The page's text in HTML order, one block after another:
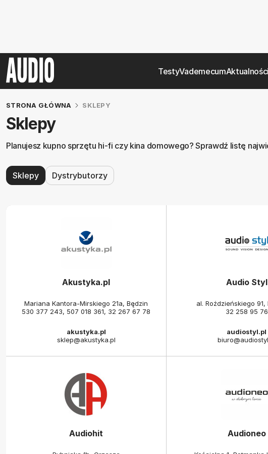
TestyVademecumAktualności
STRONA GŁÓWNA SKLEPY
Sklepy
Planujesz kupno sprzętu hi-fi czy kina domowego? Sprawdź listę
Sklepy Dystrybutorzy
Akustyka.pl
Mariana Kantora-Mirskiego 21a, Będzin
530 377 243, 507 018 361, 32 267 67 78
akustyka.pl
sklep@akustyka.pl
Audio Styl
al. Roździeńskiego
32 258 95 76
audiostyl.pl
Audiohit Audioneo